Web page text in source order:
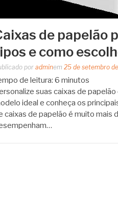
de papelão
e como
por adminem 25 de setembro
de leitura: 6 minutos
suas caixas de
ideal e conheça os
caixas de papelão é muito mais